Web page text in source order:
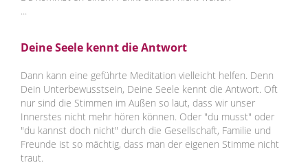
...
Deine Seele kennt die Antwort
Dann kann eine geführte Meditation vielleicht helfen. Denn
Dein Unterbewusstsein, Deine Seele kennt die Antwort. Oft
nur sind die Stimmen im Außen so laut, dass wir unser
Innerstes nicht mehr hören können. Oder "du musst" oder
"du kannst doch nicht" durch die Gesellschaft, Familie und
Freunde ist so mächtig, dass man der eigenen Stimme nicht
traut.